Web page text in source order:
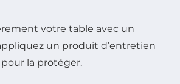
votre table avec un
un produit d’entretien
la protéger.